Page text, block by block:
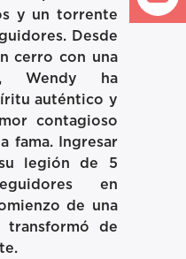
y un torrente
Desde
cerro con una
Wendy ha
auténtico y
contagioso
fama. Ingresar
legión de 5
en
de una
transformó de